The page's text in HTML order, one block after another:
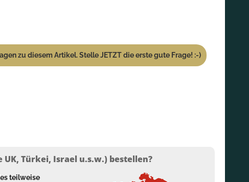
zu diesem Artikel. Stelle JETZT die erste gute Frage! :-)
Türkei, Israel u.s.w.) bestellen?
teilweise